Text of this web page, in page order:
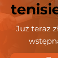
Już teraz